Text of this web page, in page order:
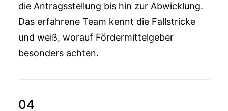
die Antragsstellung bis hin zur Abwicklung.
Das erfahrene Team kennt die Fallstricke
und weiß, worauf Fördermittelgeber
besonders achten.
04